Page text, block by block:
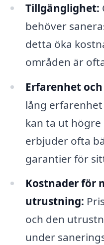
Tillgänglighet:
behöver
detta öka
områden är
Erfarenhet
lång
kan ta ut högre
erbjuder ofta
garantier för
Kostnader för
utrustning:
och den
under